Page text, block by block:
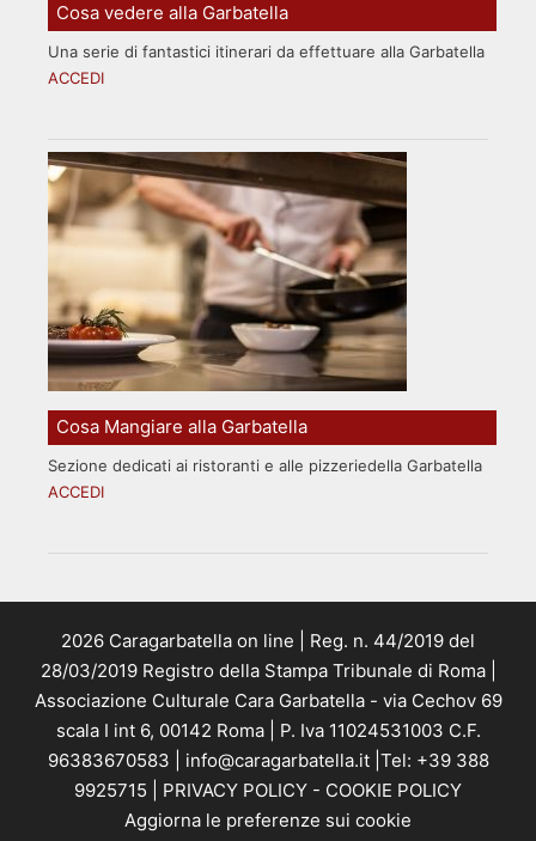
Cosa vedere alla Garbatella
Una serie di fantastici itinerari da effettuare alla Garbatella
ACCEDI
Cosa Mangiare alla Garbatella
Sezione dedicati ai ristoranti e alle pizzeriedella Garbatella
ACCEDI
2026 Caragarbatella on line | Reg. n. 44/2019 del
28/03/2019 Registro della Stampa Tribunale di Roma |
Associazione Culturale Cara Garbatella - via Cechov 69
scala I int 6, 00142 Roma | P. Iva 11024531003 C.F.
96383670583 | info@caragarbatella.it |Tel: +39 388
9925715 |
PRIVACY POLICY - COOKIE POLICY
Aggiorna le preferenze sui cookie